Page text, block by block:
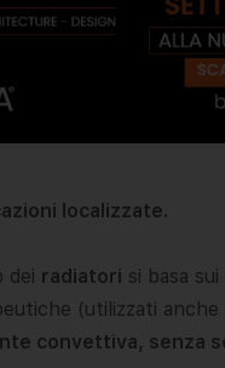
localizzate.
dei radiatori si basa sui
(utilizzati
convettiva, senza